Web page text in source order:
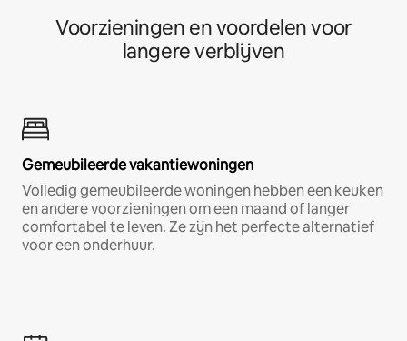
Voorzieningen en voordelen voor
langere verblijven
Gemeubileerde vakantiewoningen
Volledig gemeubileerde woningen hebben een keuken
en andere voorzieningen om een maand of langer
comfortabel te leven. Ze zijn het perfecte alternatief
voor een onderhuur.